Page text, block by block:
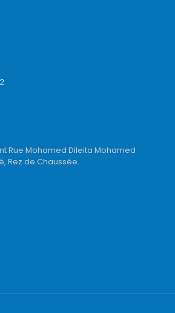
Rue Mohamed Dileita Mohamed
Rez de Chaussée.